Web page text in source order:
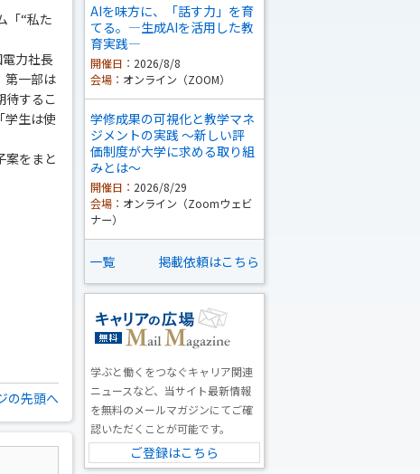
「“私た
力社長
第一部は
待するこ
学生は使
案をまと
の先頭へ
AIを味方に、「話す力」を育
てる。―生成AIを活用した教
育実践―
開催日： 2026/8/8
会場： オンライン（ZOOM）
学修成果の可視化と教学マネ
ジメントの実践 ～新しい評
価制度が大学に求める取り組
みとは～
開催日： 2026/8/29
会場： オンライン（Zoomウェビ
ナー）
一覧 掲載依頼はこちら
学ぶと働くをつなぐキャリア関連
ニュースなど、当サイト最新情報
を無料のメールマガジンにてご確
認いただくことが可能です。
ご登録はこちら